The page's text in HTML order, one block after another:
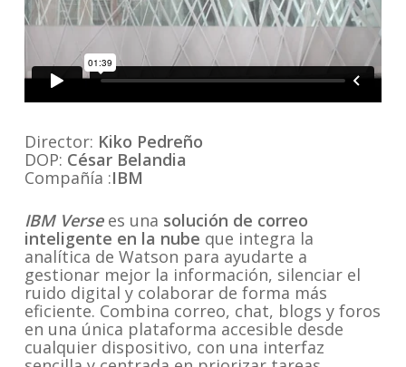
Director: Kiko Pedreño
DOP: César Belandia
Compañía :IBM
IBM Versees una solución de correo
inteligente en la nube que integra la
analítica de Watson para ayudarte a
gestionar mejor la información, silenciar el
ruido digital y colaborar de forma más
eficiente. Combina correo, chat, blogs y foros
en una única plataforma accesible desde
cualquier dispositivo, con una interfaz